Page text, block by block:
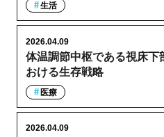
生活
体温調節中枢である視床下
おける生存戦略
2026.04.09
医療
2026.04.09